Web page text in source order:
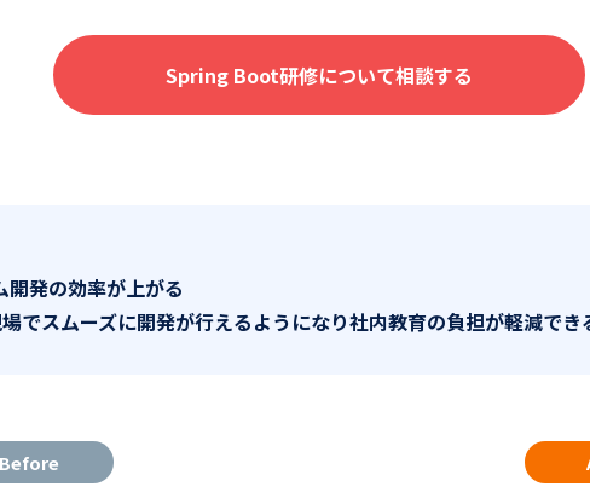
流通・小売業界
旅行・レジャー業界Spring Boot研修について相談する
発の効率が上がる
でスムーズに開発が行えるようになり社内教育の負担が軽減でき
Before